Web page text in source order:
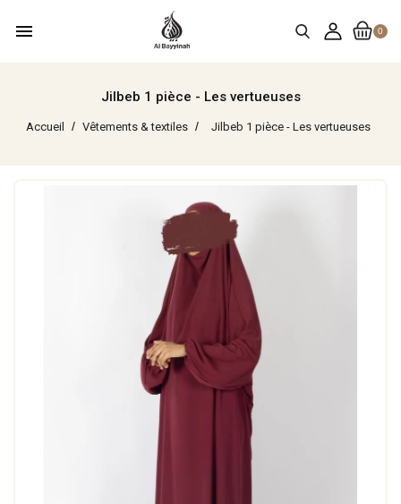
0
menu
Jilbeb 1 pièce - Les vertueuses
Accueil Vêtements & textiles Jilbeb 1 pièce - Les vertueuses